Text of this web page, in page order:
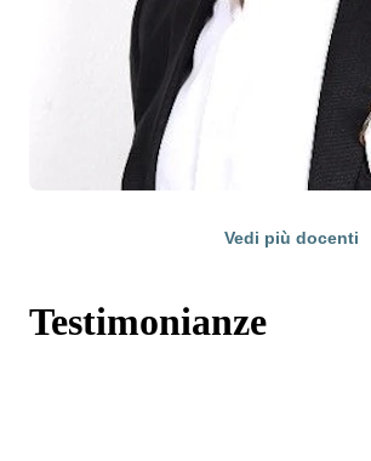
Vedi più docenti
Testimonianze